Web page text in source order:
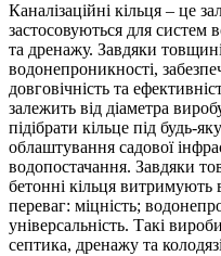
Каналізаційні кільця – це
застосовуються для систем
та дренажу. Завдяки
водонепроникності,
довговічність та
залежить від діаметра
підібрати кільце під будь-
облаштування садової
водопостачання. Завдяки
бетонні кільця
переваг: міцність;
універсальність. Такі
септика, дренажу та